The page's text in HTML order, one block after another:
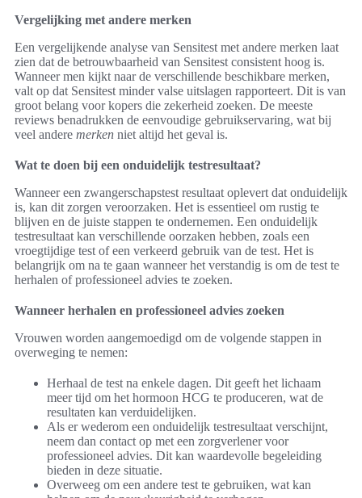
Vergelijking met andere merken
Een vergelijkende analyse van Sensitest met andere merken laat
zien dat de betrouwbaarheid van Sensitest consistent hoog is.
Wanneer men kijkt naar de verschillende beschikbare merken,
valt op dat Sensitest minder valse uitslagen rapporteert. Dit is van
groot belang voor kopers die zekerheid zoeken. De meeste
reviews benadrukken de eenvoudige gebruikservaring, wat bij
veel andere merken niet altijd het geval is.
Wat te doen bij een onduidelijk testresultaat?
Wanneer een zwangerschapstest resultaat oplevert dat onduidelijk
is, kan dit zorgen veroorzaken. Het is essentieel om rustig te
blijven en de juiste stappen te ondernemen. Een onduidelijk
testresultaat kan verschillende oorzaken hebben, zoals een
vroegtijdige test of een verkeerd gebruik van de test. Het is
belangrijk om na te gaan wanneer het verstandig is om de test te
herhalen of professioneel advies te zoeken.
Wanneer herhalen en professioneel advies zoeken
Vrouwen worden aangemoedigd om de volgende stappen in
overweging te nemen:
Herhaal de test na enkele dagen. Dit geeft het lichaam
meer tijd om het hormoon HCG te produceren, wat de
resultaten kan verduidelijken.
Als er wederom een onduidelijk testresultaat verschijnt,
neem dan contact op met een zorgverlener voor
professioneel advies. Dit kan waardevolle begeleiding
bieden in deze situatie.
Overweeg om een andere test te gebruiken, wat kan